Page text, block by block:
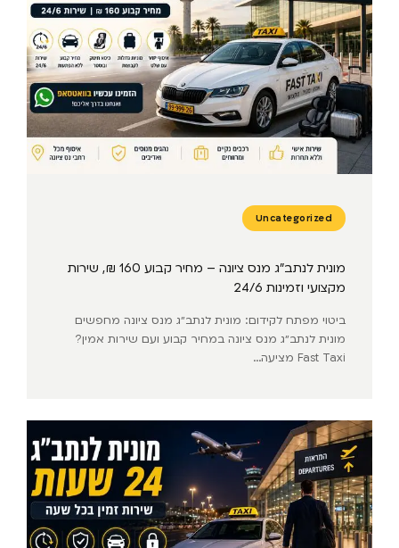
Uncategorized
מונית לנתב״ג מנס ציונה – מחיר קבוע 160 ₪, שירות
מקצועי וזמינות 24/6
ביטוי מפתח לקידום: מונית לנתב״ג מנס ציונה מחפשים
מונית לנתב״ג מנס ציונה במחיר קבוע ועם שירות אמין?
Fast Taxi מציעה...